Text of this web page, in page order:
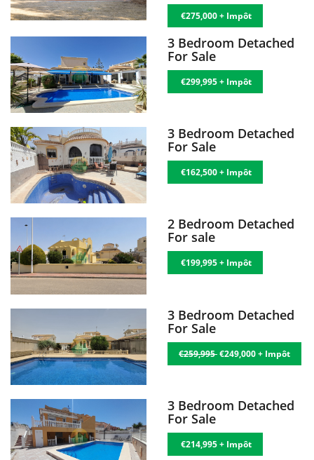
€275,000 + Impôt
3 Bedroom Detached
For Sale
€299,995 + Impôt
3 Bedroom Detached
For Sale
€162,500 + Impôt
2 Bedroom Detached
For sale
€199,995 + Impôt
3 Bedroom Detached
For Sale
€259,995€249,000 + Impôt
3 Bedroom Detached
For Sale
€214,995 + Impôt